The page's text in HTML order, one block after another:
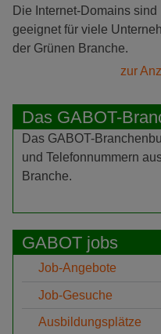
Die Internet-Domains sind
geeignet für viele
der Grünen Branche.
zur
Das GABOT-
Das GABOT-
und Telefonnummern
Branche.
GABOT jobs
Job-Angebote
Job-Gesuche
Ausbildungsplätze